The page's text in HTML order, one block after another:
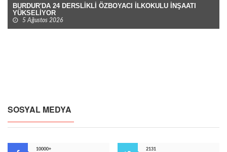
BURDUR'DA 24 DERSLİKLİ ÖZBOYACI İLKOKULU İNŞAATI
YÜKSELİYOR
5 Ağustos 2026
SOSYAL MEDYA
10000+ 2131